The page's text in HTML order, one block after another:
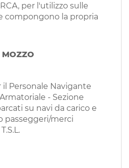
per l'utilizzo sulle
compongono la propria
MOZZO
il Personale Navigante
- Sezione
su navi da carico e
passeggeri/merci